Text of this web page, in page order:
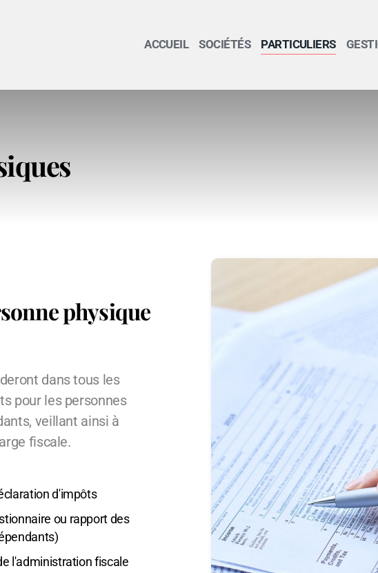
ACCUEIL SOCIÉTÉS PARTICULIERS
physique
dans tous les
pour les personnes
veillant ainsi à
fiscale.
d'impôts
ou rapport des
l'administration fiscale